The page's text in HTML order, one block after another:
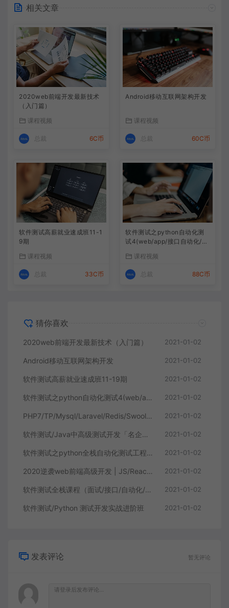
相关文章
2020web前端开发最新技术
（入门篇）
课程视频
总裁 6C币
Android移动互联网架构开发
课程视频
总裁 60C币
软件测试高薪就业速成班11-1
9期
课程视频
总裁 33C币
软件测试之python自动化测
试4(web/app/接口自动化/自
课程视频
总裁 88C币
猜你喜欢
2020web前端开发最新技术（入门篇） 2021-01-02
Android移动互联网架构开发 2021-01-02
软件测试高薪就业速成班11-19期 2021-01-02
软件测试之python自动化测试4(web/app/接口自动化/自动化框架） 2021-01-02
PHP7/TP/Mysql/Laravel/Redis/Swoole/golang/Python全栈年薪50万 2021-01-02
软件测试/Java中高级测试开发「名企定向培养」班 2021-01-02
软件测试之python全栈自动化测试工程师第38期 2021-01-02
2020逆袭web前端高级开发 | JS/React/VueJS/NodeJS框架实战 2021-01-02
软件测试全栈课程（面试/接口/自动化/性能/安全/项目） 2021-01-02
软件测试/Python 测试开发实战进阶班 2021-01-02
发表评论 暂无评论